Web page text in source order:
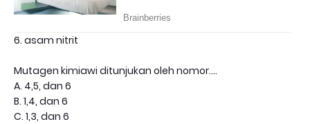
6. asam nitrit
Mutagen kimiawi ditunjukan oleh nomor....
A. 4,5, dan 6
B. 1,4, dan 6
C. 1,3, dan 6